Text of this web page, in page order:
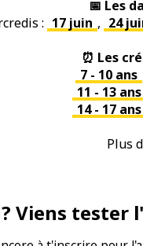
📅 Les
: 17 juin , 24
⏰ Les
7 - 10 ans
11 - 13 ans
14 - 17 ans
Plus
Viens tester